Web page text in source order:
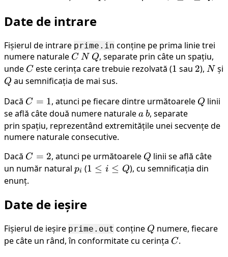
Q
Date de intrare
Fișierul de intrare prime.in conține pe prima linie trei
numere naturale C
C N
N Q
Q, separate prin câte un spațiu,
unde C
C este cerința care trebuie rezolvată (1
1 sau 2
2),N
N și
Q
Q au semnificația de mai sus.
Dacă C=1
C = 1, atunci pe fiecare dintre următoarele Q
Q linii
se află câte două numere naturalea
a b
b, separate
prin spațiu, reprezentând extremitățile unei secvențe de
numere naturale consecutive.
Dacă C=2
C = 2, atunci pe următoarele Q
Q linii se află câte
un număr natural p_i
pi (1
1 ≤ i ≤ Q), cu semnificația din
enunț.
Date de ieșire
Fișierul de ieșire prime.out conține Q
Q numere, fiecare
pe câte un rând, în conformitate cu cerința C
C.